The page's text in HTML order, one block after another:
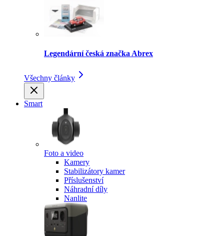
Legendární česká značka Abrex
Všechny články
Smart
Foto a video
Kamery
Stabilizátory kamer
Příslušenství
Náhradní díly
Nanlite